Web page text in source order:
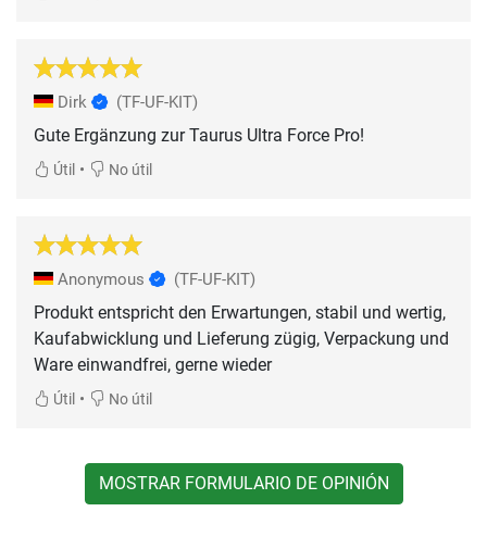
Dirk (TF-UF-KIT)
Gute Ergänzung zur Taurus Ultra Force Pro!
Útil • No útil
Anonymous (TF-UF-KIT)
Produkt entspricht den Erwartungen, stabil und wertig,
Kaufabwicklung und Lieferung zügig, Verpackung und
Ware einwandfrei, gerne wieder
Útil • No útil
MOSTRAR FORMULARIO DE OPINIÓN